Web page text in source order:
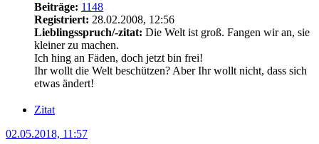
Beiträge: 1148
Registriert: 28.02.2008, 12:56
Lieblingsspruch/-zitat: Die Welt ist groß. Fangen wir an, sie
kleiner zu machen.
Ich hing an Fäden, doch jetzt bin frei!
Ihr wollt die Welt beschützen? Aber Ihr wollt nicht, dass sich
etwas ändert!
Zitat
02.05.2018, 11:57